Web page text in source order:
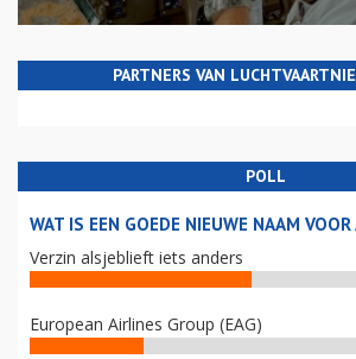
PARTNERS VAN
POLL
WAT IS EEN GOEDE NIEUWE NAAM
Verzin alsjeblieft iets anders
European Airlines Group (EAG)